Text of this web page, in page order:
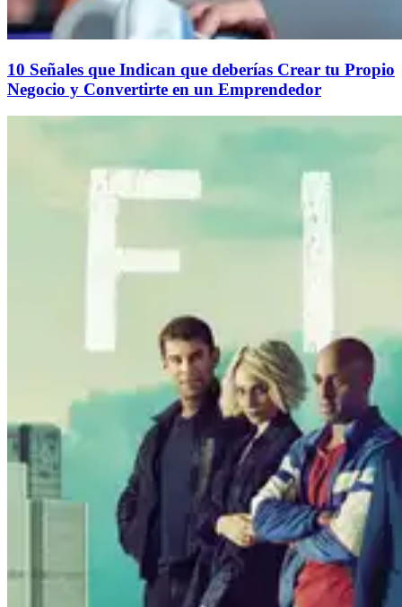
10 Señales que Indican que deberías Crear tu Propio
Negocio y Convertirte en un Emprendedor